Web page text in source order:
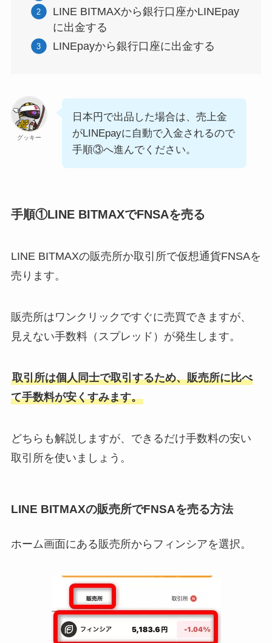
LINE BITMAXから銀行口座かLINEpay
に出金する
LINEpayから銀行口座に出金する
グッキー
日本円で出品した場合は、売上金
がLINEpayに自動で入金されるので
手順③へ進んでください。
手順①LINE BITMAXでFNSAを売る
LINE BITMAXの販売所か取引所で仮想通貨FNSAを
売ります。
販売所はワンクリックですぐに売買できますが、
見えない手数料（スプレッド）が発生します。
取引所は個人同士で取引するため、販売所に比べ
て手数料が安くすみます。
どちらも解説しますが、できるだけ手数料の安い
取引所を使いましょう。
LINE BITMAXの販売所でFNSAを売る方法
ホーム画面にある販売所からフィンシアを選択。